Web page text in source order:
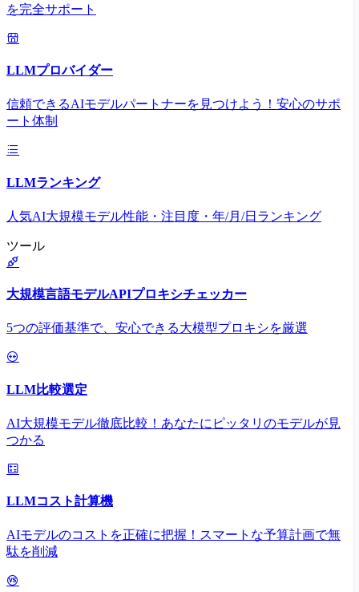
を完全サポート
LLMプロバイダー
信頼できるAIモデルパートナーを見つけよう！安心のサポ
ート体制
LLMランキング
人気AI大規模モデル性能・注目度・年/月/日ランキング
ツール
大規模言語モデルAPIプロキシチェッカー
5つの評価基準で、安心できる大模型プロキシを厳選
LLM比較選定
AI大規模モデル徹底比較！あなたにピッタリのモデルが見
つかる
LLMコスト計算機
AIモデルのコストを正確に把握！スマートな予算計画で無
駄を削減